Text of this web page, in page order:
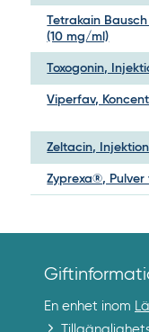
Tetrakain
(10 mg/ml)
Toxogonin,
Viperfav,
Zeltacin,
Zyprexa®, Pulver
En enhet inom